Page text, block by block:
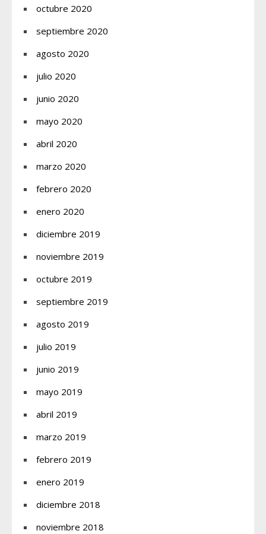
octubre 2020
septiembre 2020
agosto 2020
julio 2020
junio 2020
mayo 2020
abril 2020
marzo 2020
febrero 2020
enero 2020
diciembre 2019
noviembre 2019
octubre 2019
septiembre 2019
agosto 2019
julio 2019
junio 2019
mayo 2019
abril 2019
marzo 2019
febrero 2019
enero 2019
diciembre 2018
noviembre 2018